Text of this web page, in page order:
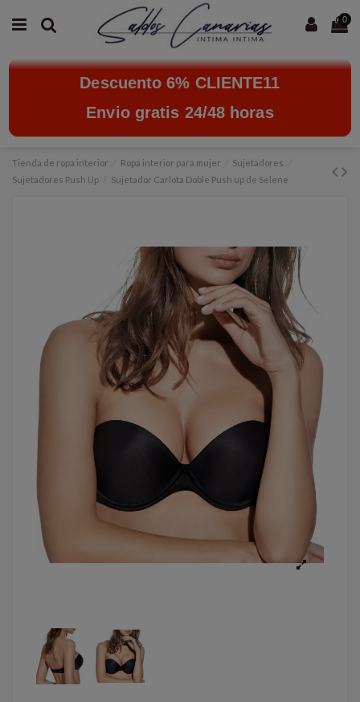
0
Descuento 6% CLIENTE11
Envio gratis 24/48 horas
Tienda de ropa interior Ropa interior para mujer
Sujetadores
Sujetadores Push Up
Sujetador Carlota Doble Push up de Selene